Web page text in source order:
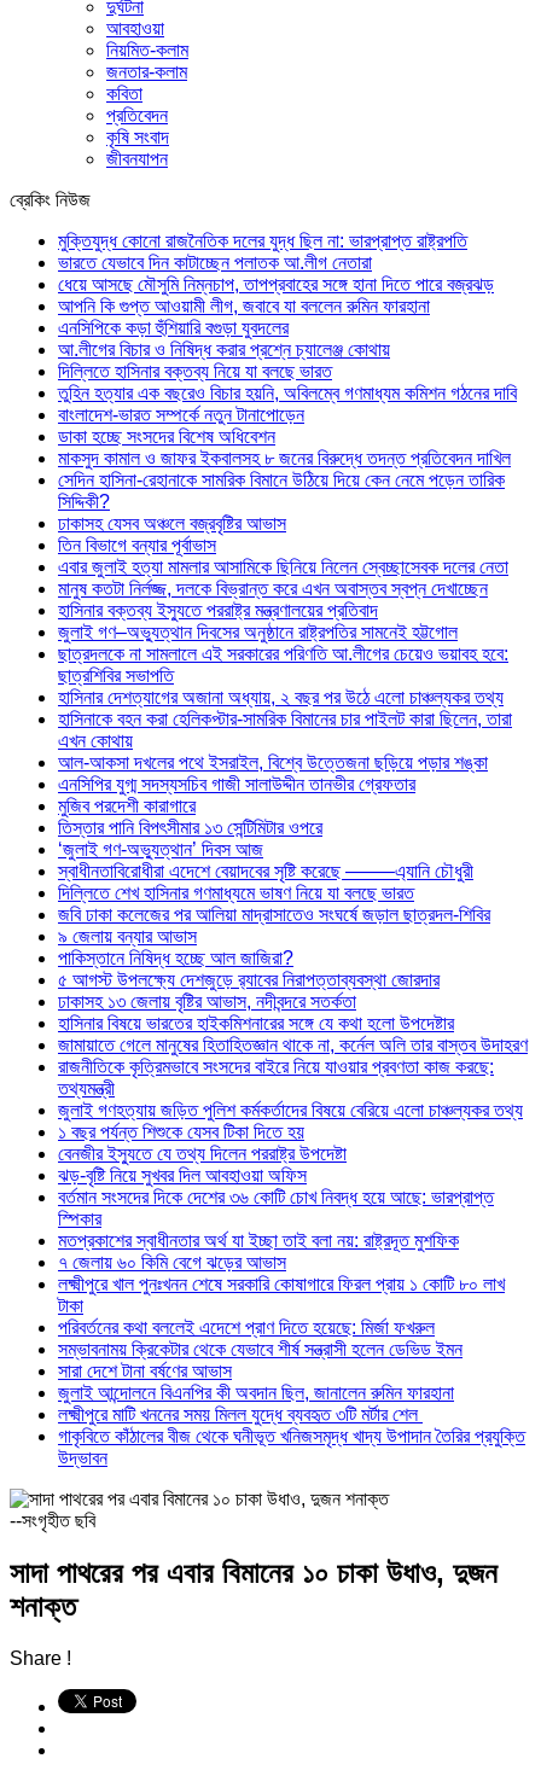
দুর্ঘটনা
আবহাওয়া
নিয়মিত-কলাম
জনতার-কলাম
কবিতা
প্রতিবেদন
কৃষি সংবাদ
জীবনযাপন
ব্রেকিং নিউজ
মুক্তিযুদ্ধ কোনো রাজনৈতিক দলের যুদ্ধ ছিল না: ভারপ্রাপ্ত রাষ্ট্রপতি
ভারতে যেভাবে দিন কাটাচ্ছেন পলাতক আ.লীগ নেতারা
ধেয়ে আসছে মৌসুমি নিম্নচাপ, তাপপ্রবাহের সঙ্গে হানা দিতে পারে বজ্রঝড়
আপনি কি গুপ্ত আওয়ামী লীগ, জবাবে যা বললেন রুমিন ফারহানা
এনসিপিকে কড়া হুঁশিয়ারি বগুড়া যুবদলের
আ.লীগের বিচার ও নিষিদ্ধ করার প্রশ্নে চ্যালেঞ্জ কোথায়
দিল্লিতে হাসিনার বক্তব্য নিয়ে যা বলছে ভারত
তুহিন হত্যার এক বছরেও বিচার হয়নি, অবিলম্বে গণমাধ্যম কমিশন গঠনের দাবি
বাংলাদেশ-ভারত সম্পর্কে নতুন টানাপোড়েন
ডাকা হচ্ছে সংসদের বিশেষ অধিবেশন
মাকসুদ কামাল ও জাফর ইকবালসহ ৮ জনের বিরুদ্ধে তদন্ত প্রতিবেদন দাখিল
সেদিন হাসিনা-রেহানাকে সামরিক বিমানে উঠিয়ে দিয়ে কেন নেমে পড়েন তারিক
সিদ্দিকী?
ঢাকাসহ যেসব অঞ্চলে বজ্রবৃষ্টির আভাস
তিন বিভাগে বন্যার পূর্বাভাস
এবার জুলাই হত্যা মামলার আসামিকে ছিনিয়ে নিলেন স্বেচ্ছাসেবক দলের নেতা
মানুষ কতটা নির্লজ্জ, দলকে বিভ্রান্ত করে এখন অবাস্তব স্বপ্ন দেখাচ্ছেন
হাসিনার বক্তব্য ইস্যুতে পররাষ্ট্র মন্ত্রণালয়ের প্রতিবাদ
জুলাই গণ–অভ্যুত্থান দিবসের অনুষ্ঠানে রাষ্ট্রপতির সামনেই হট্টগোল
ছাত্রদলকে না সামলালে এই সরকারের পরিণতি আ.লীগের চেয়েও ভয়াবহ হবে:
ছাত্রশিবির সভাপতি
হাসিনার দেশত্যাগের অজানা অধ্যায়, ২ বছর পর উঠে এলো চাঞ্চল্যকর তথ্য
হাসিনাকে বহন করা হেলিকপ্টার-সামরিক বিমানের চার পাইলট কারা ছিলেন, তারা
এখন কোথায়
আল-আকসা দখলের পথে ইসরাইল, বিশ্বে উত্তেজনা ছড়িয়ে পড়ার শঙ্কা
এনসিপির যুগ্ম সদস্যসচিব গাজী সালাউদ্দীন তানভীর গ্রেফতার
মুজিব পরদেশী কারাগারে
তিস্তার পানি বিপৎসীমার ১৩ সেন্টিমিটার ওপরে
‘জুলাই গণ-অভ্যুত্থান’ দিবস আজ
স্বাধীনতাবিরোধীরা এদেশে বেয়াদবের সৃষ্টি করেছে ——–এ্যানি চৌধুরী
দিল্লিতে শেখ হাসিনার গণমাধ্যমে ভাষণ নিয়ে যা বলছে ভারত
জবি ঢাকা কলেজের পর আলিয়া মাদ্রাসাতেও সংঘর্ষে জড়াল ছাত্রদল-শিবির
৯ জেলায় বন্যার আভাস
পাকিস্তানে নিষিদ্ধ হচ্ছে আল জাজিরা?
৫ আগস্ট উপলক্ষ্যে দেশজুড়ে র‌্যাবের নিরাপত্তাব্যবস্থা জোরদার
ঢাকাসহ ১৩ জেলায় বৃষ্টির আভাস, নদীবন্দরে সতর্কতা
হাসিনার বিষয়ে ভারতের হাইকমিশনারের সঙ্গে যে কথা হলো উপদেষ্টার
জামায়াতে গেলে মানুষের হিতাহিতজ্ঞান থাকে না, কর্নেল অলি তার বাস্তব উদাহরণ
রাজনীতিকে কৃত্রিমভাবে সংসদের বাইরে নিয়ে যাওয়ার প্রবণতা কাজ করছে:
তথ্যমন্ত্রী
জুলাই গণহত্যায় জড়িত পুলিশ কর্মকর্তাদের বিষয়ে বেরিয়ে এলো চাঞ্চল্যকর তথ্য
১ বছর পর্যন্ত শিশুকে যেসব টিকা দিতে হয়
বেনজীর ইস্যুতে যে তথ্য দিলেন পররাষ্ট্র উপদেষ্টা
ঝড়-বৃষ্টি নিয়ে সুখবর দিল আবহাওয়া অফিস
বর্তমান সংসদের দিকে দেশের ৩৬ কোটি চোখ নিবদ্ধ হয়ে আছে: ভারপ্রাপ্ত
স্পিকার
মতপ্রকাশের স্বাধীনতার অর্থ যা ইচ্ছা তাই বলা নয়: রাষ্ট্রদূত মুশফিক
৭ জেলায় ৬০ কিমি বেগে ঝড়ের আভাস
লক্ষ্মীপুরে খাল পুনঃখনন শেষে সরকারি কোষাগারে ফিরল প্রায় ১ কোটি ৮০ লাখ
টাকা
পরিবর্তনের কথা বললেই এদেশে প্রাণ দিতে হয়েছে: মির্জা ফখরুল
সম্ভাবনাময় ক্রিকেটার থেকে যেভাবে শীর্ষ সন্ত্রাসী হলেন ডেভিড ইমন
সারা দেশে টানা বর্ষণের আভাস
জুলাই আন্দোলনে বিএনপির কী অবদান ছিল, জানালেন রুমিন ফারহানা
লক্ষ্মীপুরে মাটি খননের সময় মিলল যুদ্ধে ব্যবহৃত ৩টি মর্টার শেল
গাকৃবিতে কাঁঠালের বীজ থেকে ঘনীভূত খনিজসমৃদ্ধ খাদ্য উপাদান তৈরির প্রযুক্তি
উদ্ভাবন
--সংগৃহীত ছবি
সাদা পাথরের পর এবার বিমানের ১০ চাকা উধাও, দুজন
শনাক্ত
Share !